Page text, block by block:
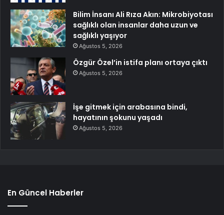
Bilim İnsanı Ali Rıza Akın: Mikrobiyotası
sağlıklı olan insanlar daha uzun ve
sağlıklı yaşıyor
Ağustos 5, 2026
Özgür Özel’in istifa planı ortaya çıktı
Ağustos 5, 2026
İşe gitmek için arabasına bindi,
hayatının şokunu yaşadı
Ağustos 5, 2026
En Güncel Haberler